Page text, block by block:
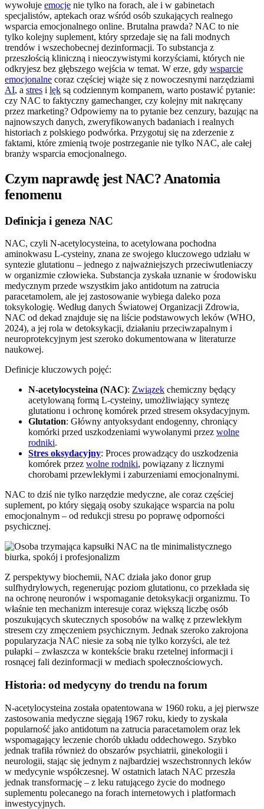
wywołuje emocje nie tylko na forach, ale i w gabinetach
specjalistów, aptekach oraz wśród osób szukających realnego
wsparcia emocjonalnego online. Brutalna prawda? NAC to nie
tylko kolejny suplement, który sprzedaje się na fali modnych
trendów i wszechobecnej dezinformacji. To substancja z
przeszłością kliniczną i nieoczywistymi korzyściami, których nie
odkryjesz bez głębszego wejścia w temat. W erze, gdy wsparcie
emocjonalne coraz częściej wiąże się z nowoczesnymi narzędziami
AI, a stres i lęk są codziennym kompanem, warto postawić pytanie:
czy NAC to faktyczny gamechanger, czy kolejny mit nakręcany
przez marketing? Odpowiemy na to pytanie bez cenzury, bazując na
najnowszych danych, zweryfikowanych badaniach i realnych
historiach z polskiego podwórka. Przygotuj się na zderzenie z
faktami, które zmienią twoje postrzeganie nie tylko NAC, ale całej
branży wsparcia emocjonalnego.
Czym naprawdę jest NAC? Anatomia
fenomenu
Definicja i geneza NAC
NAC, czyli N-acetylocysteina, to acetylowana pochodna
aminokwasu L-cysteiny, znana ze swojego kluczowego udziału w
syntezie glutationu – jednego z najważniejszych przeciwutleniaczy
w organizmie człowieka. Substancja zyskała uznanie w środowisku
medycznym przede wszystkim jako antidotum na zatrucia
paracetamolem, ale jej zastosowanie wybiega daleko poza
toksykologię. Według danych Światowej Organizacji Zdrowia,
NAC od dekad znajduje się na liście podstawowych leków (WHO,
2024), a jej rola w detoksykacji, działaniu przeciwzapalnym i
neuroprotekcyjnym jest szeroko dokumentowana w literaturze
naukowej.
Definicje kluczowych pojęć:
N-acetylocysteina (NAC): Związek chemiczny będący
acetylowaną formą L-cysteiny, umożliwiający syntezę
glutationu i ochronę komórek przed stresem oksydacyjnym.
Glutation: Główny antyoksydant endogenny, chroniący
komórki przed uszkodzeniami wywołanymi przez wolne
rodniki.
Stres oksydacyjny: Proces prowadzący do uszkodzenia
komórek przez wolne rodniki, powiązany z licznymi
chorobami przewlekłymi i zaburzeniami emocjonalnymi.
NAC to dziś nie tylko narzędzie medyczne, ale coraz częściej
suplement, po który sięgają osoby szukające wsparcia na polu
emocjonalnym – od redukcji stresu po poprawę odporności
psychicznej.
Z perspektywy biochemii, NAC działa jako donor grup
sulfhydrylowych, regenerując poziom glutationu, co przekłada się
na ochronę neuronów i wspomaganie detoksykacji organizmu. To
właśnie ten mechanizm interesuje coraz większą liczbę osób
poszukujących skutecznych sposobów na walkę z przewlekłym
stresem czy zmęczeniem psychicznym. Jednak szeroko zakrojona
popularyzacja NAC niesie za sobą nie tylko korzyści, ale też
pułapki – zwłaszcza w kontekście braku rzetelnej informacji i
rosnącej fali dezinformacji w mediach społecznościowych.
Historia: od medycyny do trendu na forum
N-acetylocysteina została opatentowana w 1960 roku, a jej pierwsze
zastosowania medyczne sięgają 1967 roku, kiedy to zyskała
popularność jako antidotum na zatrucia paracetamolem oraz lek
wspomagający leczenie chorób układu oddechowego. Szybko
jednak trafiła również do obszarów psychiatrii, ginekologii i
neurologii, stając się jednym z najbardziej wszechstronnych leków
w medycynie współczesnej. W ostatnich latach NAC przeszła
jednak transformację – z leku ratującego życie do modnego
suplementu polecanego na forach internetowych i platformach
inwestycyjnych.